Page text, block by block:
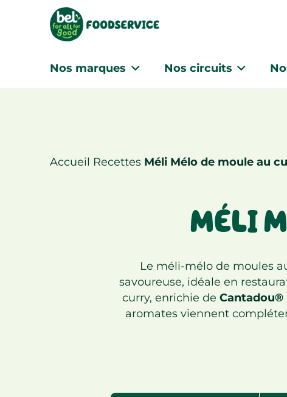
Nos marques Nos circuits
Accueil Recettes Méli Mélo de moule au
MÉLI
Le méli-mélo de moules
savoureuse, idéale en
curry, enrichie de Cantadou®
aromates viennent